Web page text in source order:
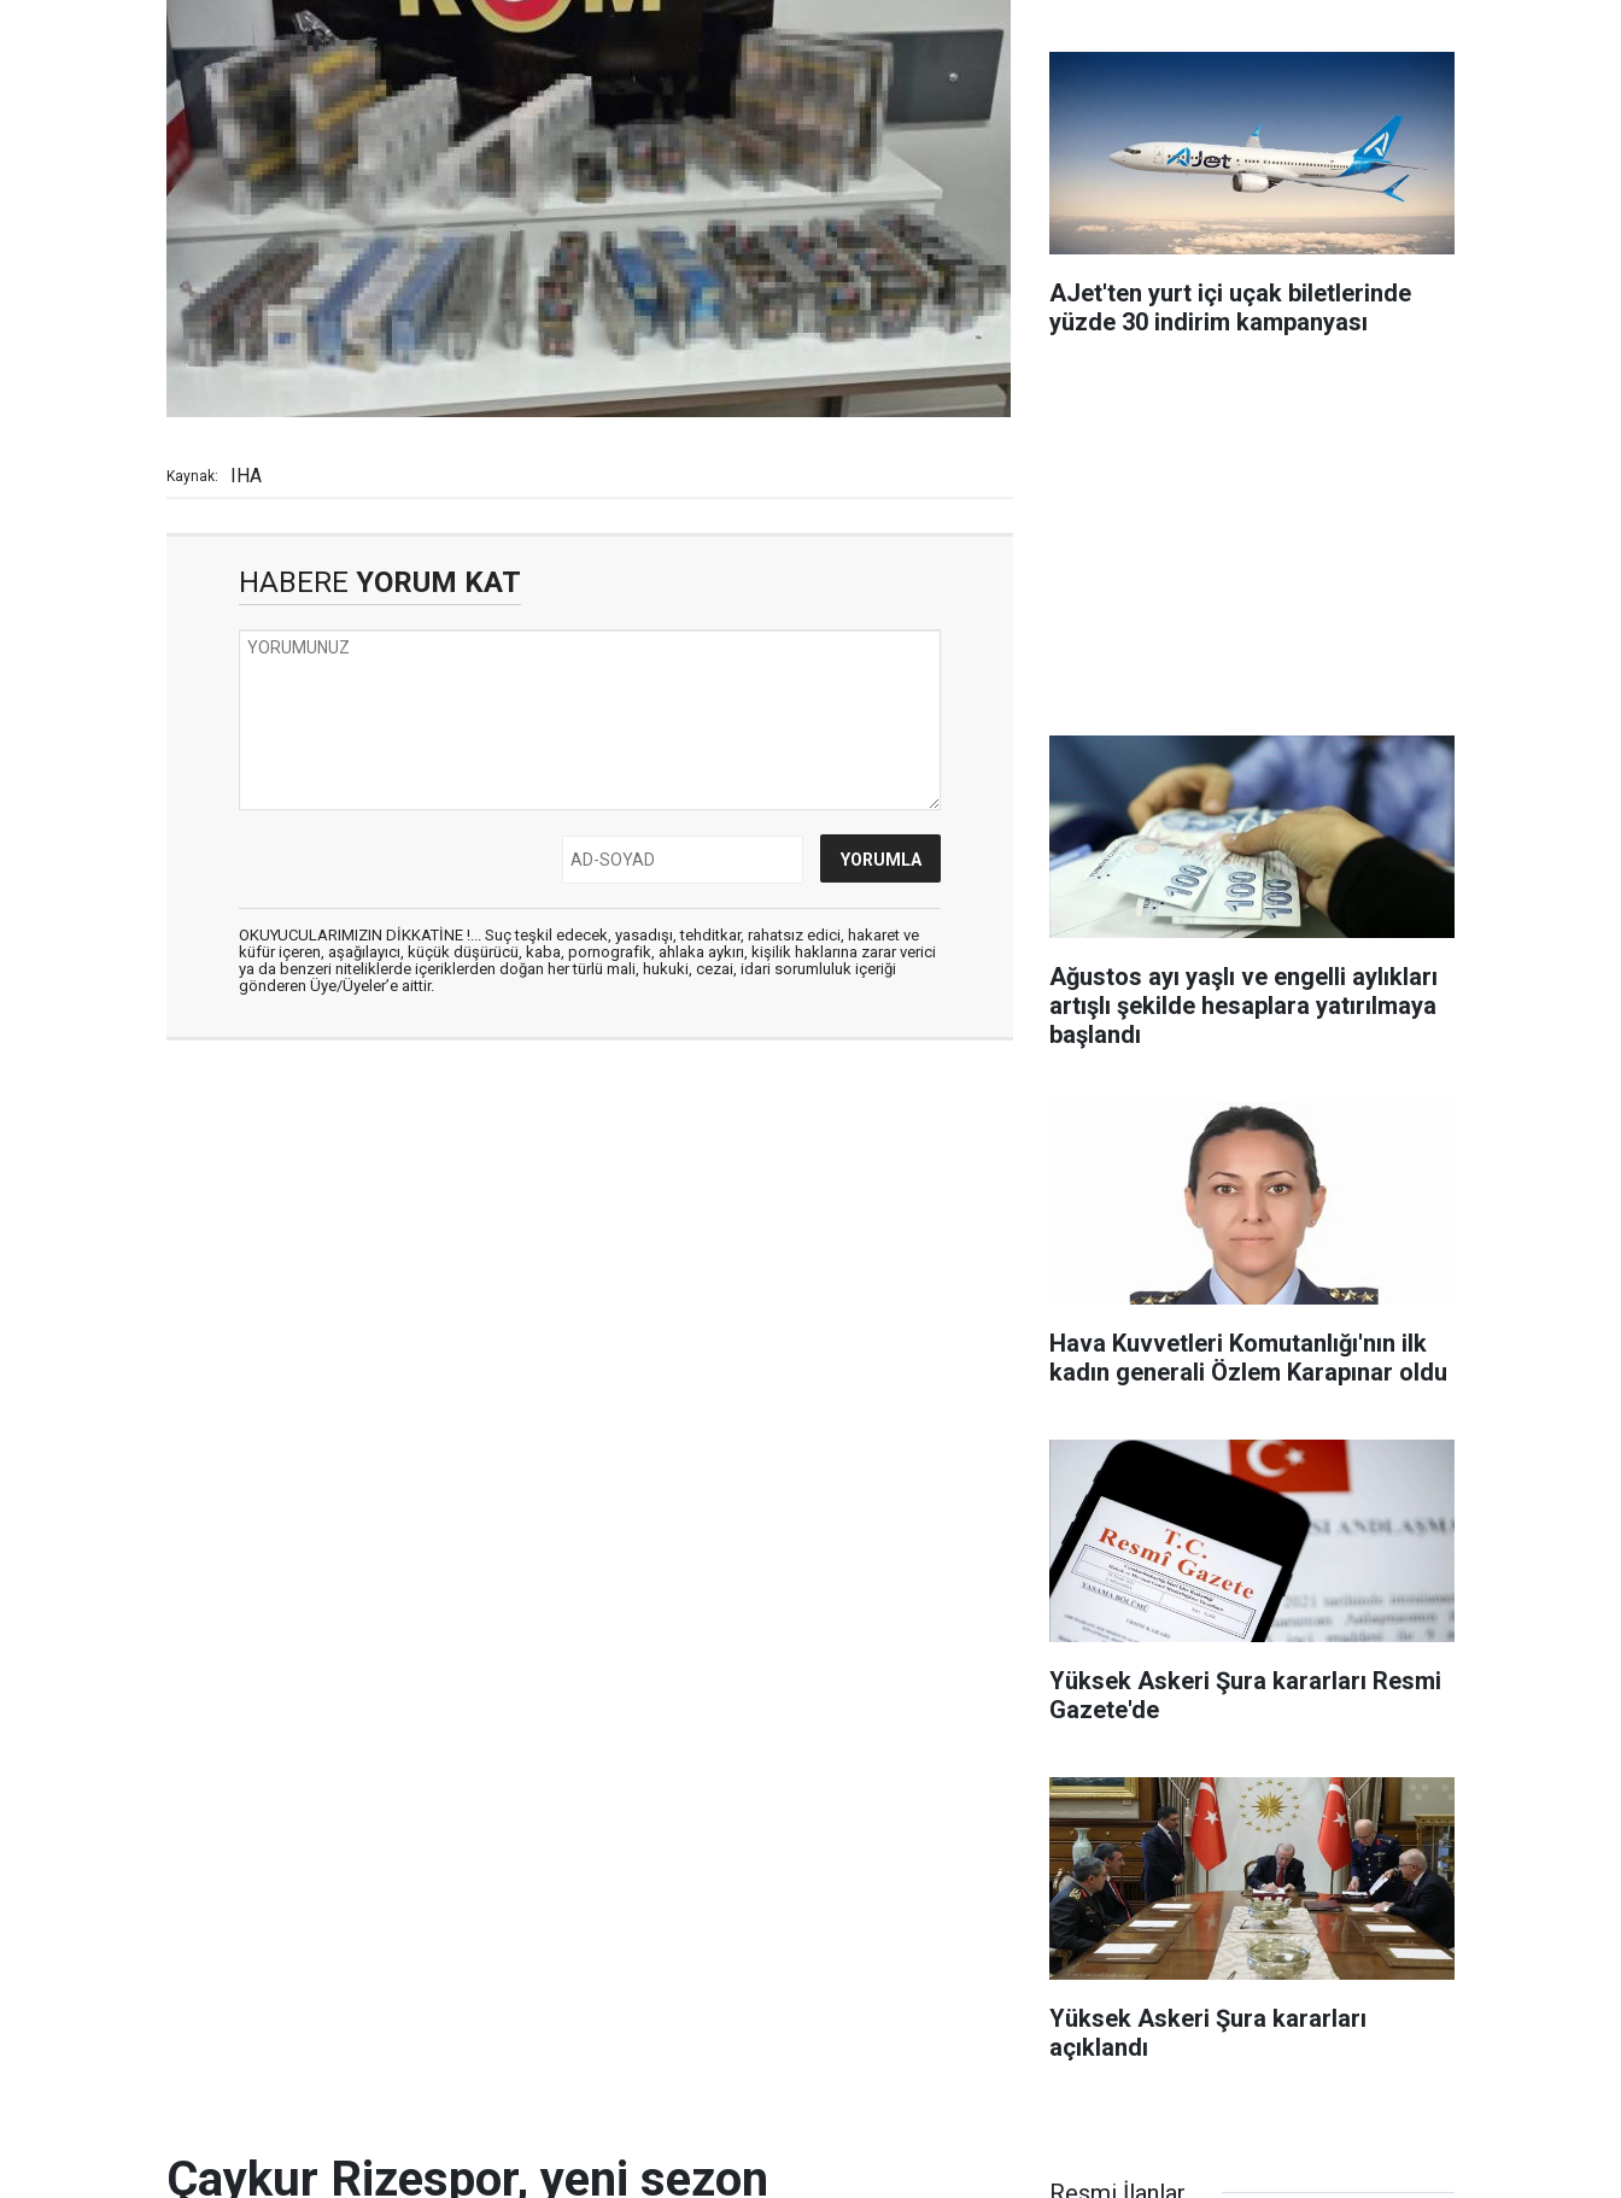
Kaynak: IHA
HABERE YORUM KAT
OKUYUCULARIMIZIN DİKKATİNE !... Suç teşkil edecek, yasadışı, tehditkar, rahatsız edici, hakaret ve
küfür içeren, aşağılayıcı, küçük düşürücü, kaba, pornografik, ahlaka aykırı, kişilik haklarına zarar verici
ya da benzeri niteliklerde içeriklerden doğan her türlü mali, hukuki, cezai, idari sorumluluk içeriği
gönderen Üye/Üyeler’e aittir.
AJet'ten yurt içi uçak biletlerinde
yüzde 30 indirim kampanyası
Ağustos ayı yaşlı ve engelli aylıkları
artışlı şekilde hesaplara yatırılmaya
başlandı
Hava Kuvvetleri Komutanlığı'nın ilk
kadın generali Özlem Karapınar oldu
Yüksek Askeri Şura kararları Resmi
Gazete'de
Yüksek Askeri Şura kararları
açıklandı
Çaykur Rizespor, yeni sezon